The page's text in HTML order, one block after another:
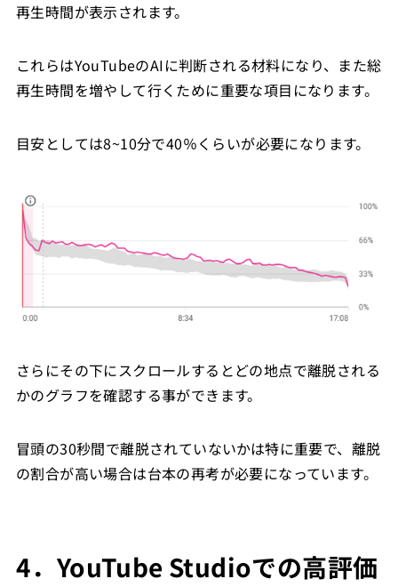
再生時間が表示されます。
これらはYouTubeのAIに判断される材料になり、また総
再生時間を増やして行くために重要な項目になります。
目安としては8~10分で40％くらいが必要になります。
さらにその下にスクロールするとどの地点で離脱される
かのグラフを確認する事ができます。
冒頭の30秒間で離脱されていないかは特に重要で、離脱
の割合が高い場合は台本の再考が必要になっています。
4．YouTube Studioでの高評価